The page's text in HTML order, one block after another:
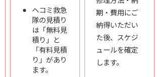
ヘコミ救急
隊の見積り
は「無料見
積り」と
「有料見積
り」があり
ます。
期・費用にご
納得いただい
た後、スケジ
ュールを確定
します。